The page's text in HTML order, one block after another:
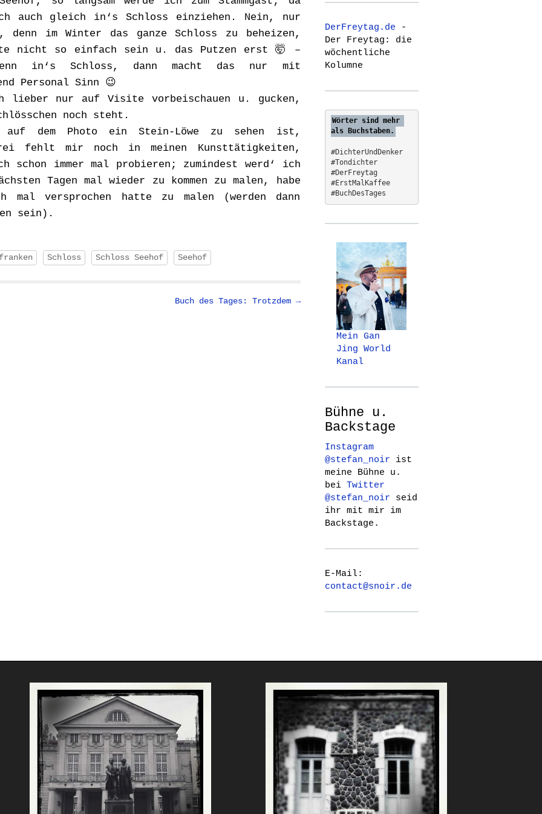
auch gleich in‘s Schloss einziehen. Nein, nur
denn im Winter das ganze Schloss zu beheizen,
nicht so einfach sein u. das Putzen erst🤯
–
in‘s Schloss, dann macht das nur mit
Personal Sinn 😉
lieber nur auf Visite vorbeischauen u. gucken,
noch steht.
dem Photo ein Stein-Löwe zu sehen ist,
fehlt mir noch in meinen Kunsttätigkeiten,
schon immer mal probieren; zumindest werd‘ ich
Tagen mal wieder zu kommen zu malen, habe
mal versprochen hatte zu malen (werden dann
sein).
Schloss Schloss Seehof Seehof
Buch des Tages: Trotzdem →
r
h
f
o
r
DerFreytag.de -
Der Freytag: die
wöchentliche
Kolumne
Wörter sind mehr
als Buchstaben.
#DichterUndDenker
#Tondichter
#DerFreytag
#ErstMalKaffee
#BuchDesTages
Mein Gan
Jing World
Kanal
Bühne u.
Backstage
Instagram
@stefan_noir ist
meine Bühne u.
bei Twitter
@stefan_noir seid
ihr mit mir im
Backstage.
E-Mail:
contact@snoir.de